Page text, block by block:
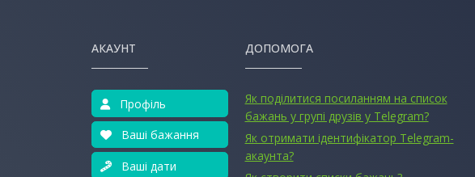
АКАУНТ
Профіль
Ваші бажання
Ваші дати
ДОПОМОГА
Як поділитися посиланням на список
бажань у групі друзів у Telegram?
Як отримати ідентифікатор Telegram-
акаунта?